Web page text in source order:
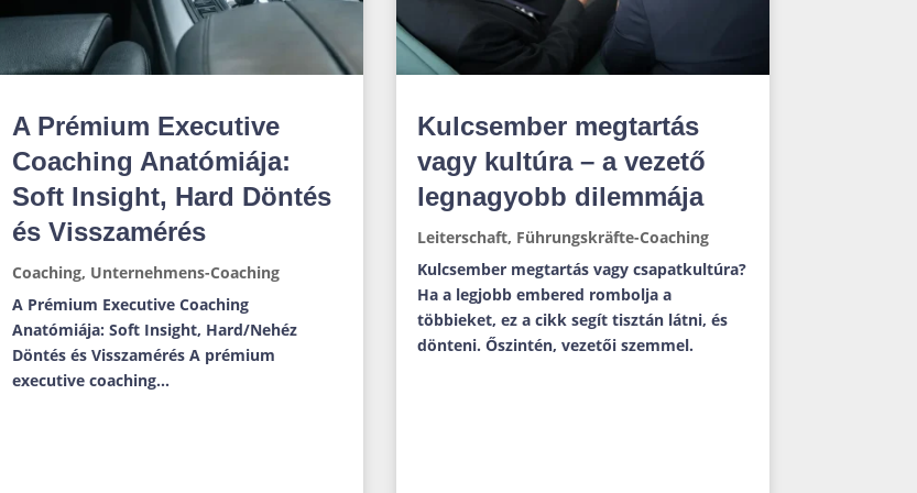
A Prémium Executive
Coaching Anatómiája:
Soft Insight, Hard Döntés
és Visszamérés
Coaching, Unternehmens-Coaching
A Prémium Executive Coaching
Anatómiája: Soft Insight, Hard/Nehéz
Döntés és Visszamérés A prémium
executive coaching...
Kulcsember megtartás
vagy kultúra – a vezető
legnagyobb dilemmája
Leiterschaft, Führungskräfte-Coaching
Kulcsember megtartás vagy csapatkultúra?
Ha a legjobb embered rombolja a
többieket, ez a cikk segít tisztán látni, és
dönteni. Őszintén, vezetői szemmel.